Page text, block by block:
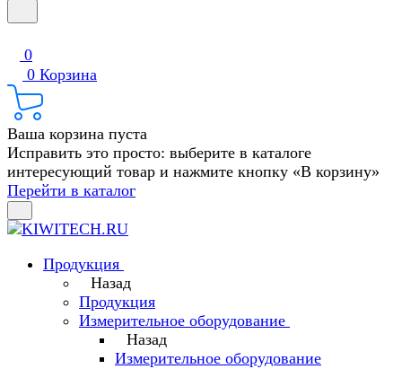
0
0 Корзина
Ваша корзина пуста
Исправить это просто: выберите в каталоге
интересующий товар и нажмите кнопку «В корзину»
Перейти в каталог
Продукция
Назад
Продукция
Измерительное оборудование
Назад
Измерительное оборудование